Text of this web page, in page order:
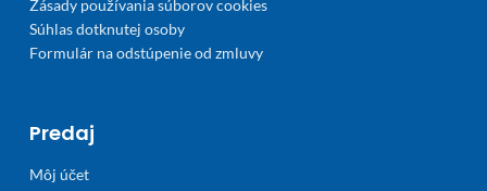
Zásady používania súborov cookies
Súhlas dotknutej osoby
Formulár na odstúpenie od zmluvy
Predaj
Môj účet